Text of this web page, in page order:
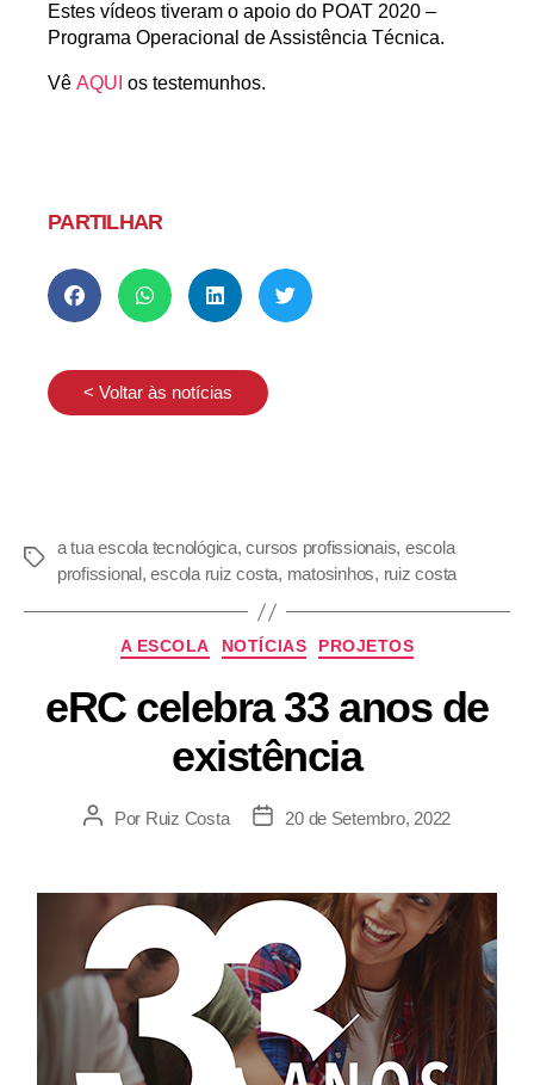
Estes vídeos tiveram o apoio do POAT 2020 –
Programa Operacional de Assistência Técnica.
Vê AQUI os testemunhos.
PARTILHAR
< Voltar às notícias
a tua escola tecnológica,cursos profissionais, escola
profissional,escola ruiz costa, matosinhos, ruiz costa
A ESCOLA NOTÍCIAS PROJETOS
eRC celebra 33 anos de
existência
Por Ruiz Costa 20 de Setembro, 2022